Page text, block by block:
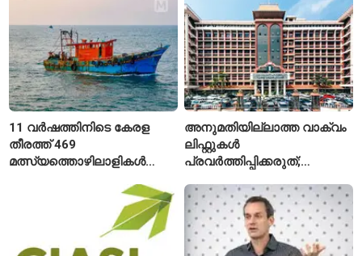
11 വർഷത്തിനിടെ കേരള
തീരത്ത് 469
മത്സ്യത്തൊഴിലാളികൾ
കാണാതായി, 47,773 പേരെ
അനുമതിയില്ലാത്ത വാക്വം
ലിഫ്റ്റുകൾ
പ്രവർത്തിപ്പിക്കരുത്;
അനുമതിയില്ലാത്ത
ലിഫ്റ്റുകൾക്ക്
ഹൈക്കോടതിയുടെ വിലക്ക്